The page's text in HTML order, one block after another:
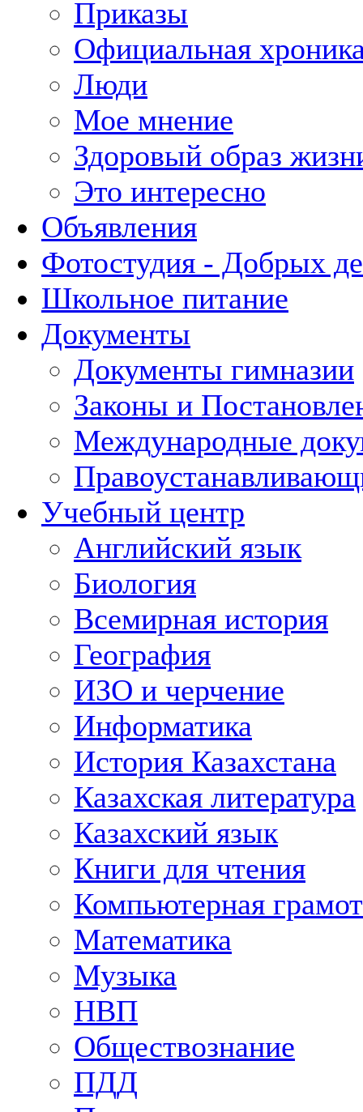
Приказы
Официальная
Люди
Мое мнение
Здоровый образ
Это интересно
Объявления
Фотостудия - Добрых
Школьное питание
Документы
Документы гимназии
Законы и
Международные
Учебный центр
Английский язык
Биология
Всемирная история
География
ИЗО и черчение
Информатика
История Казахстана
Казахская литература
Казахский язык
Книги для чтения
Компьютерная
Математика
Музыка
НВП
Обществознание
ПДД